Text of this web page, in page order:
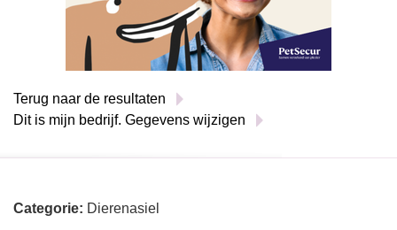
Terug naar de resultaten
Dit is mijn bedrijf. Gegevens wijzigen
Categorie: Dierenasiel